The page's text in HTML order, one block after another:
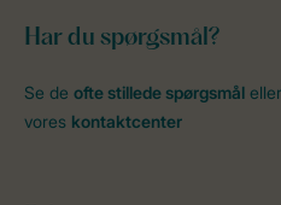
Har du spørgsmål?
Se de ofte stillede spørgsmål
vores kontaktcenter